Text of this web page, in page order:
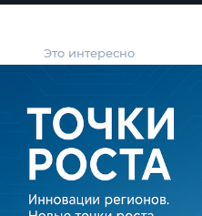
Это интересно